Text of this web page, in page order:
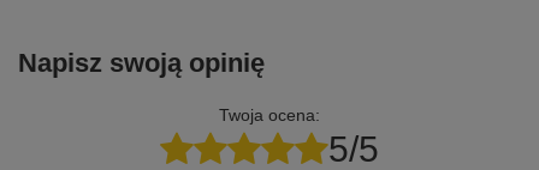
Napisz swoją opinię
Twoja ocena:
5/5